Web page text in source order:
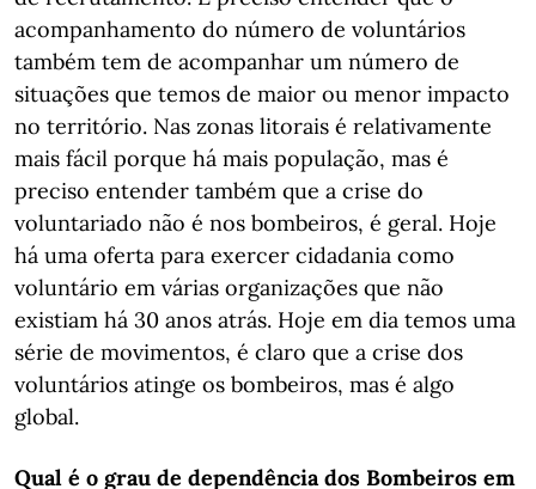
acompanhamento do número de voluntários
também tem de acompanhar um número de
situações que temos de maior ou menor impacto
no território. Nas zonas litorais é relativamente
mais fácil porque há mais população, mas é
preciso entender também que a crise do
voluntariado não é nos bombeiros, é geral. Hoje
há uma oferta para exercer cidadania como
voluntário em várias organizações que não
existiam há 30 anos atrás. Hoje em dia temos uma
série de movimentos, é claro que a crise dos
voluntários atinge os bombeiros, mas é algo
global.
Qual é o grau de dependência dos Bombeiros em